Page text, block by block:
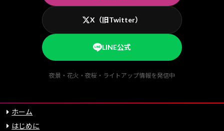
X（旧Twitter）
LINE公式
夜景・花火・夜桜・ライトアップ情報を発信中
ホーム
はじめに